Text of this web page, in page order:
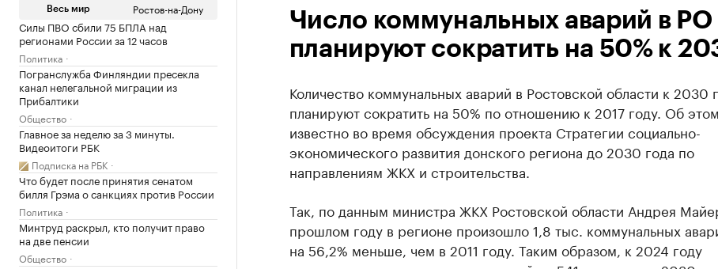
Весь мир Ростов-на-Дону
Силы ПВО сбили 75 БПЛА над
регионами России за 12 часов
Политика
Погранслужба Финляндии пресекла
канал нелегальной миграции из
Прибалтики
Общество
Главное за неделю за 3 минуты.
Видеоитоги РБК
Подписка на РБК
Что будет после принятия сенатом
билля Грэма о санкциях против России
Политика
Минтруд раскрыл, кто получит право
на две пенсии
Общество
Число коммунальных аварий в РО
планируют сократить на 50% к
Количество коммунальных аварий в Ростовской области к 2030
планируют сократить на 50% по отношению к 2017 году. Об
известно во время обсуждения проекта Стратегии социально-
экономического развития донского региона до 2030 года по
направлениям ЖКХ и строительства.
Так, по данным министра ЖКХ Ростовской области Андрея
прошлом году в регионе произошло 1,8 тыс. коммунальных
на 56,2% меньше, чем в 2011 году. Таким образом, к 2024 году